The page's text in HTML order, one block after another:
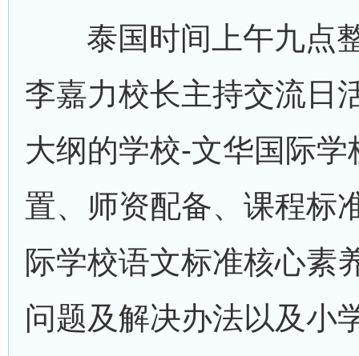
泰国时间上午九点
李嘉力校长主持交流日
大纲的学校-文华国际
置、师资配备、课程标
际学校语文标准核心素
问题及解决办法以及小